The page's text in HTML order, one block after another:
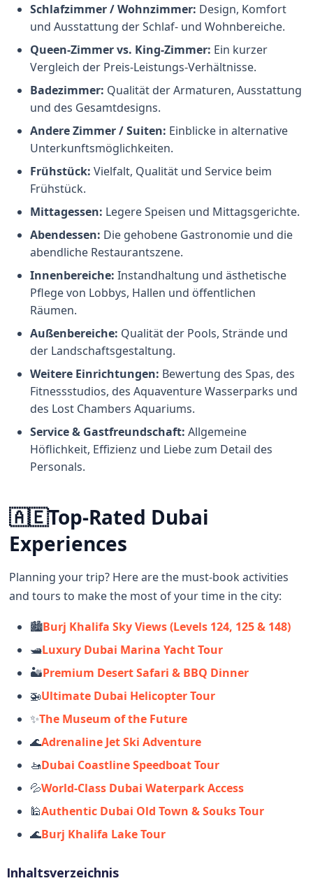
Schlafzimmer / Wohnzimmer: Design, Komfort
und Ausstattung der Schlaf- und Wohnbereiche.
Queen-Zimmer vs. King-Zimmer: Ein kurzer
Vergleich der Preis-Leistungs-Verhältnisse.
Badezimmer: Qualität der Armaturen, Ausstattung
und des Gesamtdesigns.
Andere Zimmer / Suiten: Einblicke in alternative
Unterkunftsmöglichkeiten.
Frühstück: Vielfalt, Qualität und Service beim
Frühstück.
Mittagessen: Legere Speisen und Mittagsgerichte.
Abendessen: Die gehobene Gastronomie und die
abendliche Restaurantszene.
Innenbereiche: Instandhaltung und ästhetische
Pflege von Lobbys, Hallen und öffentlichen
Räumen.
Außenbereiche: Qualität der Pools, Strände und
der Landschaftsgestaltung.
Weitere Einrichtungen: Bewertung des Spas, des
Fitnessstudios, des Aquaventure Wasserparks und
des Lost Chambers Aquariums.
Service & Gastfreundschaft: Allgemeine
Höflichkeit, Effizienz und Liebe zum Detail des
Personals.
🇦🇪Top-Rated Dubai
Experiences
Planning your trip? Here are the must-book activities
and tours to make the most of your time in the city:
🏙️Burj Khalifa Sky Views (Levels 124, 125 & 148)
🛥️Luxury Dubai Marina Yacht Tour
🏜️Premium Desert Safari & BBQ Dinner
🚁Ultimate Dubai Helicopter Tour
✨The Museum of the Future
🌊Adrenaline Jet Ski Adventure
🚤Dubai Coastline Speedboat Tour
💦World-Class Dubai Waterpark Access
🕌Authentic Dubai Old Town & Souks Tour
🌊Burj Khalifa Lake Tour
Inhaltsverzeichnis